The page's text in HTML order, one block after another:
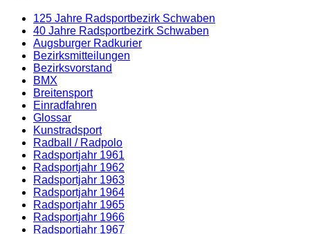
125 Jahre Radsportbezirk Schwaben
40 Jahre Radsportbezirk Schwaben
Augsburger Radkurier
Bezirksmitteilungen
Bezirksvorstand
BMX
Breitensport
Einradfahren
Glossar
Kunstradsport
Radball / Radpolo
Radsportjahr 1961
Radsportjahr 1962
Radsportjahr 1963
Radsportjahr 1964
Radsportjahr 1965
Radsportjahr 1966
Radsportjahr 1967